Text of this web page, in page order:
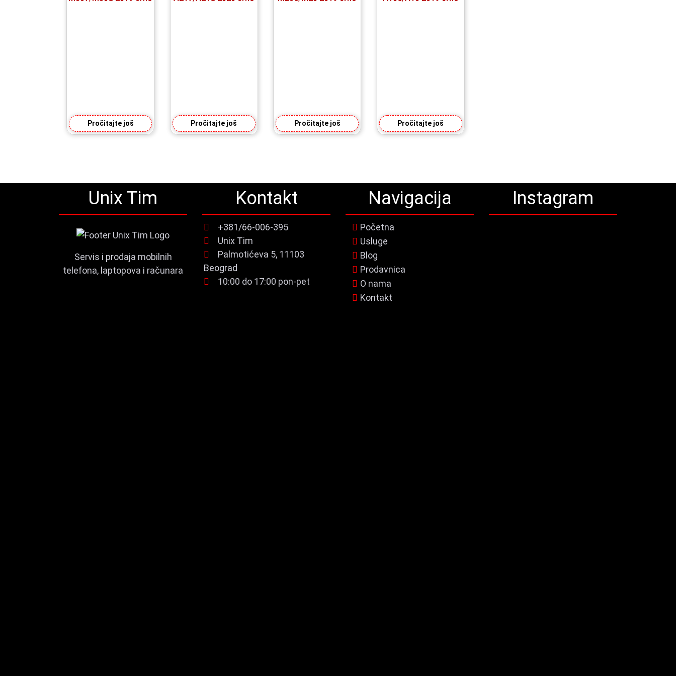
Pročitajte još Pročitajte još Pročitajte još Pročitajte još
Unix Tim
Servis i prodaja mobilnih
telefona, laptopova i računara
Kontakt
+381/66-006-395
Unix Tim
Palmotićeva 5, 11103
Beograd
10:00 do 17:00 pon-pet
Navigacija
Početna
Usluge
Blog
Prodavnica
O nama
Kontakt
Instagram